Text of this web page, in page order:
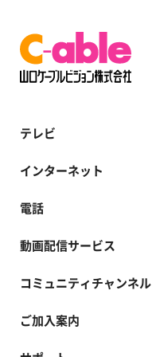
テレビ
インターネット
電話
動画配信サービス
コミュニティチャンネル
ご加入案内